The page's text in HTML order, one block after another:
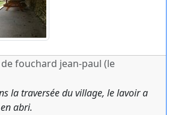
fouchard jean-paul (le
la traversée du village, le lavoir a
abri.